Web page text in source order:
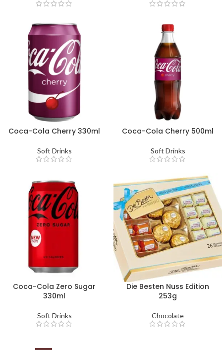
Coca-Cola Cherry 330ml
Soft Drinks
Coca-Cola Cherry 500ml
Soft Drinks
Coca-Cola Zero Sugar
330ml
Soft Drinks
Die Besten Nuss Edition
253g
Chocolate